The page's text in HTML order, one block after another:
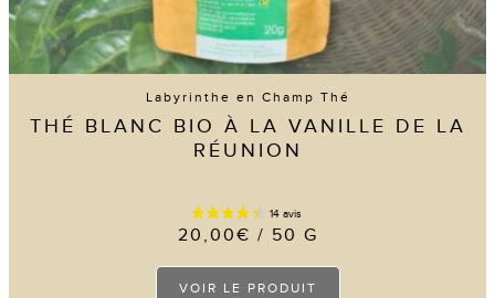
12 avis
Labyrinthe en Champ Thé
THÉ BLANC BIO À LA VANILLE DE LA
RÉUNION
20,00€ / 50 G
VOIR LE PRODUIT
Ce